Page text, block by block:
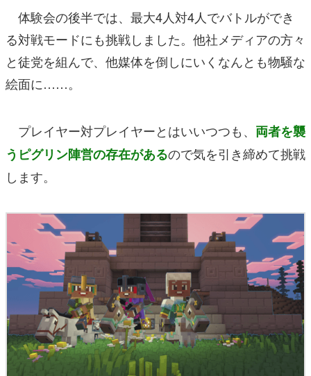
体験会の後半では、最大4人対4人でバトルができ
る対戦モードにも挑戦しました。他社メディアの方々
と徒党を組んで、他媒体を倒しにいくなんとも物騒な
絵面に……。
プレイヤー対プレイヤーとはいいつつも、 両者を襲
うピグリン陣営の存在があるので気を引き締めて挑戦
します。